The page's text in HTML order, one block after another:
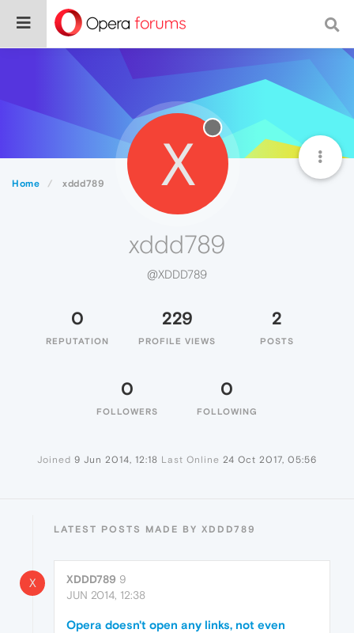
Home xddd789 X
xddd789
@XDDD789
0
REPUTATION
229
PROFILE VIEWS
2
POSTS
0
FOLLOWERS
0
FOLLOWING
Joined 9 Jun 2014, 12:18 Last Online 24 Oct 2017, 05:56
LATEST POSTS MADE BY XDDD789
X XDDD789 9
JUN 2014, 12:38
Opera doesn't open any links, not even